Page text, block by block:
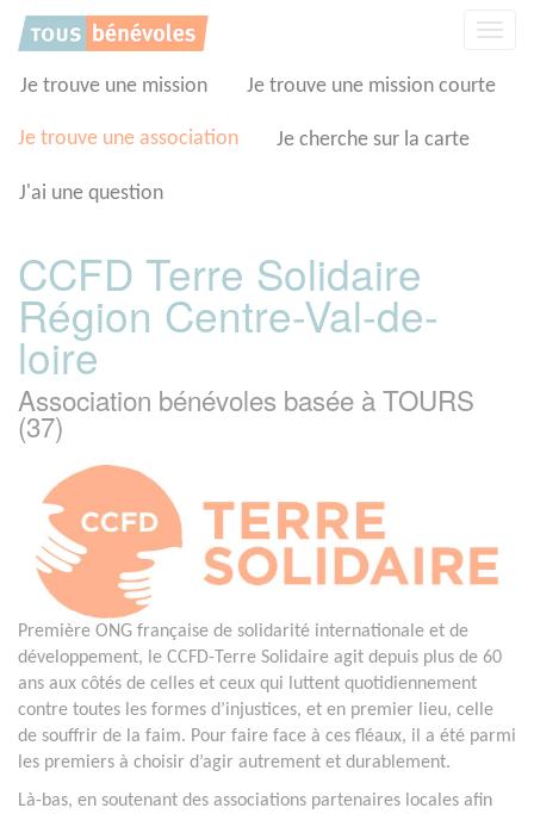
Je trouve une mission Je trouve une mission courte
Je trouve une association Je cherche sur la carte
J'ai une question
CCFD Terre Solidaire
Région Centre-Val-de-
loire
Association bénévoles basée à TOURS
(37)
Première ONG française de solidarité internationale et de
développement, le CCFD-Terre Solidaire agit depuis plus de 60
ans aux côtés de celles et ceux qui luttent quotidiennement
contre toutes les formes d’injustices, et en premier lieu, celle
de souffrir de la faim. Pour faire face à ces fléaux, il a été parmi
les premiers à choisir d’agir autrement et durablement.
Là-bas, en soutenant des associations partenaires locales afin
Panneau de gestion des cookies